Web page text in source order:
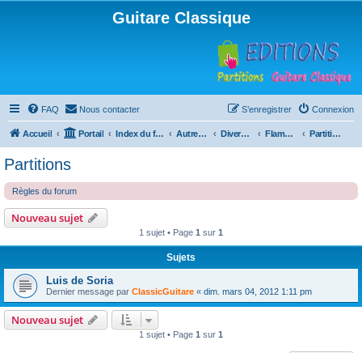
Guitare Classique
FAQ Nous contacter Connexion
S’enregistrer
Accueil Portail Index du forum Autres instruments à cordes pincées, ou styles Divers instruments Flamenco Partitions
Partitions
Règles du forum
Nouveau sujet
1 sujet • Page 1 sur 1
Sujets
Luis de Soria
Dernier message par ClassicGuitare « dim. mars 04, 2012 1:11 pm
Nouveau sujet
1 sujet • Page 1 sur 1